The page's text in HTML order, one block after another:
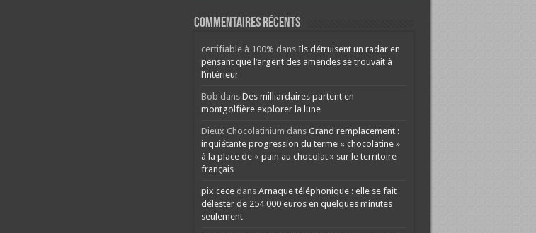
Commentaires récents
certifiable à 100% dans Ils détruisent un radar en
pensant que l’argent des amendes se trouvait à
l’intérieur
Bob dans Des milliardaires partent en
montgolfière explorer la lune
Dieux Chocolatinium dans Grand remplacement :
inquiétante progression du terme « chocolatine »
à la place de « pain au chocolat » sur le territoire
français
pix cecedans Arnaque téléphonique : elle se fait
délester de 254 000 euros en quelques minutes
seulement